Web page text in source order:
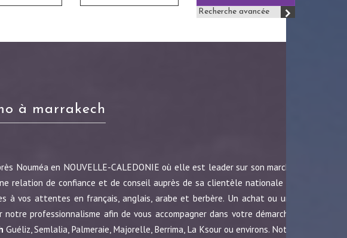
Recherche avancée
à marrakech
en NOUVELLE-CALEDONIE où elle est leader sur son marché
relation de confiance et de conseil auprès de sa clientèle nationale et
vos attentes en français, anglais, arabe et berbère. Un achat ou une
professionnalisme afin de vous accompagner dans votre démarche.
Guéliz, Semlalia, Palmeraie, Majorelle, Berrima, La Ksour ou environs. Notre